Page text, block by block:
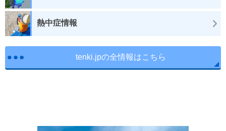
熱中症情報
tenki.jpの全情報はこちら